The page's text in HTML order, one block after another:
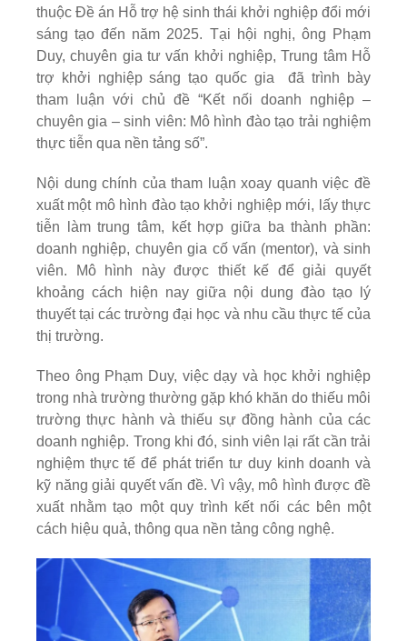
thuộc Đề án Hỗ trợ hệ sinh thái khởi nghiệp đổi mới
sáng tạo đến năm 2025. Tại hội nghị, ông Phạm
Duy, chuyên gia tư vấn khởi nghiệp, Trung tâm Hỗ
trợ khởi nghiệp sáng tạo quốc gia đã trình bày
tham luận với chủ đề “Kết nối doanh nghiệp –
chuyên gia – sinh viên: Mô hình đào tạo trải nghiệm
thực tiễn qua nền tảng số”.
Nội dung chính của tham luận xoay quanh việc đề
xuất một mô hình đào tạo khởi nghiệp mới, lấy thực
tiễn làm trung tâm, kết hợp giữa ba thành phần:
doanh nghiệp, chuyên gia cố vấn (mentor), và sinh
viên. Mô hình này được thiết kế để giải quyết
khoảng cách hiện nay giữa nội dung đào tạo lý
thuyết tại các trường đại học và nhu cầu thực tế của
thị trường.
Theo ông Phạm Duy, việc dạy và học khởi nghiệp
trong nhà trường thường gặp khó khăn do thiếu môi
trường thực hành và thiếu sự đồng hành của các
doanh nghiệp. Trong khi đó, sinh viên lại rất cần trải
nghiệm thực tế để phát triển tư duy kinh doanh và
kỹ năng giải quyết vấn đề. Vì vậy, mô hình được đề
xuất nhằm tạo một quy trình kết nối các bên một
cách hiệu quả, thông qua nền tảng công nghệ.